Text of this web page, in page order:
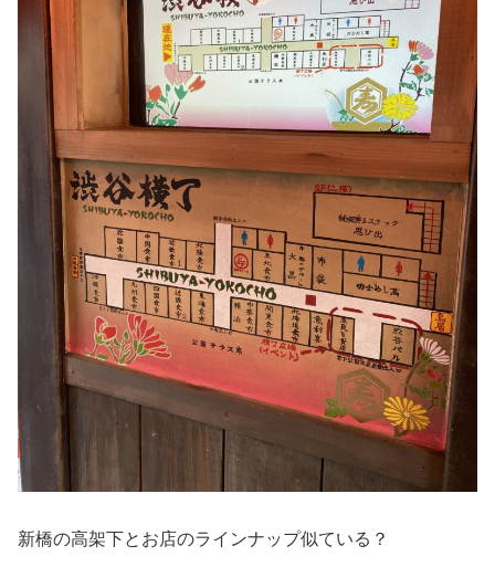
新橋の高架下とお店のラインナップ似ている？